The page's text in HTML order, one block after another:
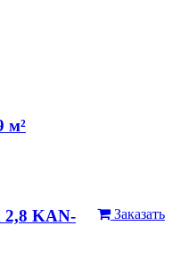
м²
Заказать
2,8 KAN-